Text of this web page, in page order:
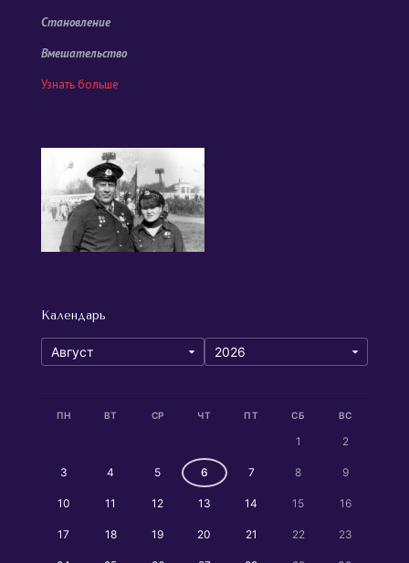
Становление
Вмешательство
Узнать больше
Календарь
ПН ВТ СР ЧТ ПТ СБ ВС
1 2
3 4 5 6 7 8 9
10 11 12 13 14 15 16
17 18 19 20 21 22 23